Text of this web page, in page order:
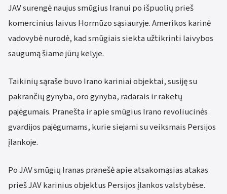
JAV surengė naujus smūgius Iranui po išpuolių prieš
komercinius laivus Hormūzo sąsiauryje. Amerikos karinė
vadovybė nurodė, kad smūgiais siekta užtikrinti laivybos
saugumą šiame jūrų kelyje.
Taikinių sąraše buvo Irano kariniai objektai, susiję su
pakrančių gynyba, oro gynyba, radarais ir raketų
pajėgumais. Pranešta ir apie smūgius Irano revoliucinės
gvardijos pajėgumams, kurie siejami su veiksmais Persijos
įlankoje.
Po JAV smūgių Iranas pranešė apie atsakomąsias atakas
prieš JAV karinius objektus Persijos įlankos valstybėse.